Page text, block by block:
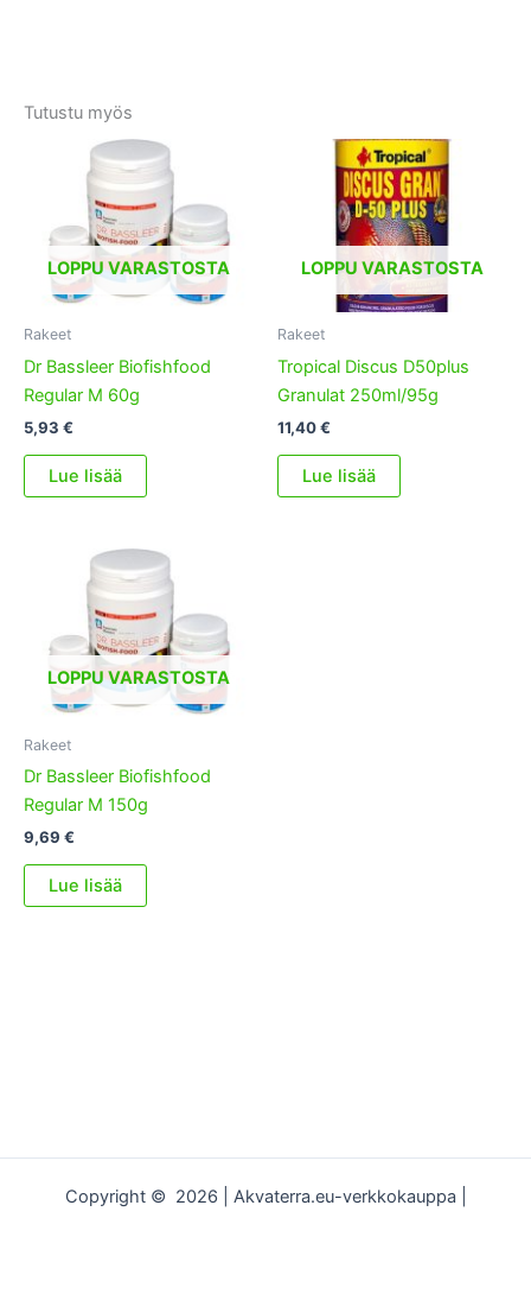
Tutustu myös
LOPPU VARASTOSTA
Rakeet
Dr Bassleer Biofishfood
Regular M 60g
5,93 €
Lue lisää
LOPPU VARASTOSTA
Rakeet
Tropical Discus D50plus
Granulat 250ml/95g
11,40€
Lue lisää
LOPPU VARASTOSTA
Rakeet
Dr Bassleer Biofishfood
Regular M 150g
9,69 €
Lue lisää
Copyright © 2026 | Akvaterra.eu-verkkokauppa |